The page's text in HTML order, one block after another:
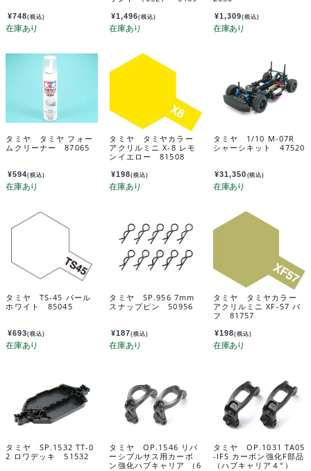
¥748(税込) ¥1,496(税込) ¥1,309(税込)
タミヤ タミヤ フォー
ムクリーナー 87065
¥594(税込)
タミヤ タミヤカラー
アクリルミニ X-8 レモ
ンイエロー 81508
¥198(税込)
タミヤ 1/10 M-07R
シャーシキット 47520
¥31,350 (税込)
タミヤ TS-45 パール
ホワイト 85045
¥693(税込)
タミヤ SP.956 7mm
スナップピン 50956
¥187(税込)
タミヤ タミヤカラー
アクリルミニ XF-57 バ
フ 81757
¥198(税込)
タミヤ SP.1532 TT-0
2 ロワデッキ 51532
タミヤ OP.1546 リバ
ーシブルサス用カーボ
ン強化ハブキャリア （6
タミヤ OP.1031 TA05
-IFS カーボン強化F部品
（ハブキャリア４°）